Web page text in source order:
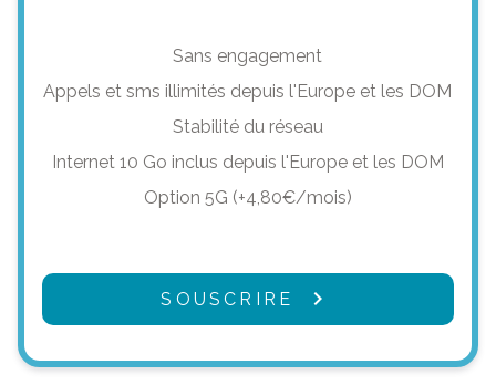
Sans engagement
Appels et sms illimités depuis l'Europe et les DOM
Stabilité du réseau
Internet 10 Go inclus depuis l'Europe et les DOM
Option 5G (+4,80€/mois)
SOUSCRIRE